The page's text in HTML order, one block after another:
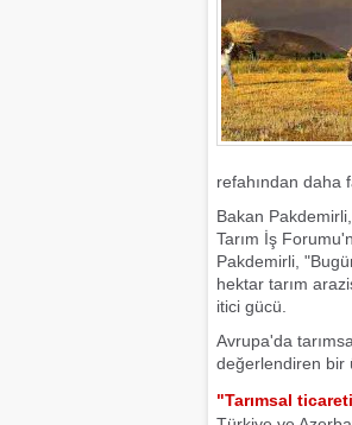
refahından daha
Bakan
Tarım İş
Pakdemirli,
hektar tarım
itici gücü.
Avrupa'da
değerlendiren bir
"Tarımsal